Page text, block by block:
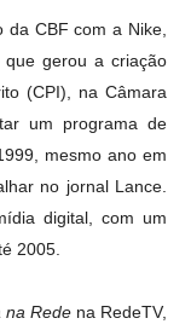
CBF com a Nike,
que gerou a criação
(CPI), na Câmara
um programa de
mesmo ano em
no jornal Lance.
digital, com um
2005.
na Rede na RedeTV,